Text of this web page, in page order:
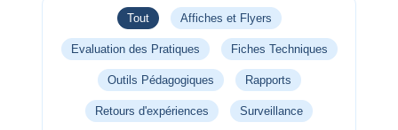
Tout Affiches et Flyers
Evaluation des Pratiques Fiches Techniques
Outils Pédagogiques Rapports
Retours d'expériences Surveillance